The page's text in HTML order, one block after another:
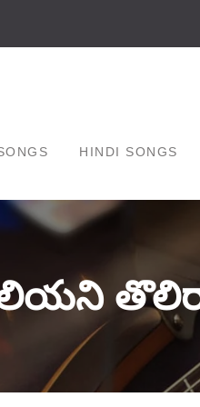
HINDI SONGS